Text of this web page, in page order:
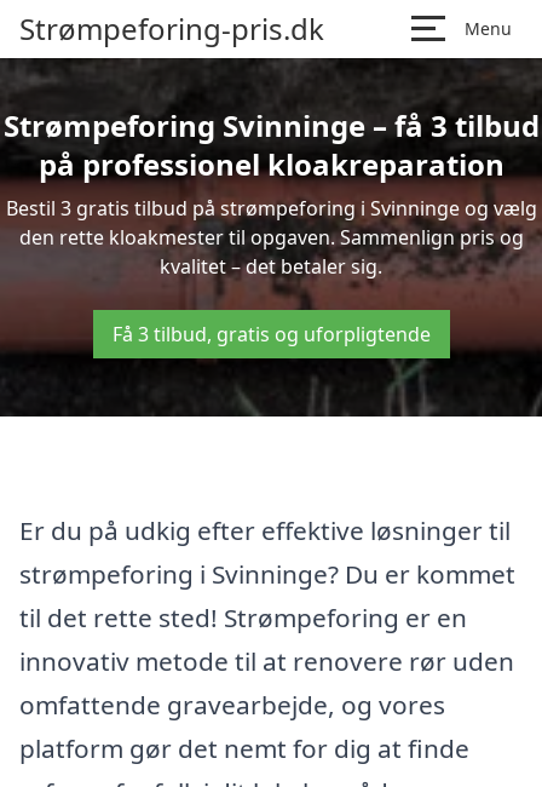
Strømpeforing-pris.dk Menu
Strømpeforing Svinninge – få 3 tilbud
på professionel kloakreparation
Bestil 3 gratis tilbud på strømpeforing i Svinninge og vælg
den rette kloakmester til opgaven. Sammenlign pris og
kvalitet – det betaler sig.
Få 3 tilbud, gratis og uforpligtende
Er du på udkig efter effektive løsninger til
strømpeforing i Svinninge? Du er kommet
til det rette sted! Strømpeforing er en
innovativ metode til at renovere rør uden
omfattende gravearbejde, og vores
platform gør det nemt for dig at finde